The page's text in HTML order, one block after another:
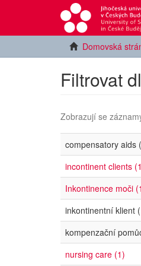
Domovská
Filtrovat
Zobrazují se
compensatory aids
incontinent clients
Inkontinence moči
inkontinentní klient
kompenzační
nursing care (1)